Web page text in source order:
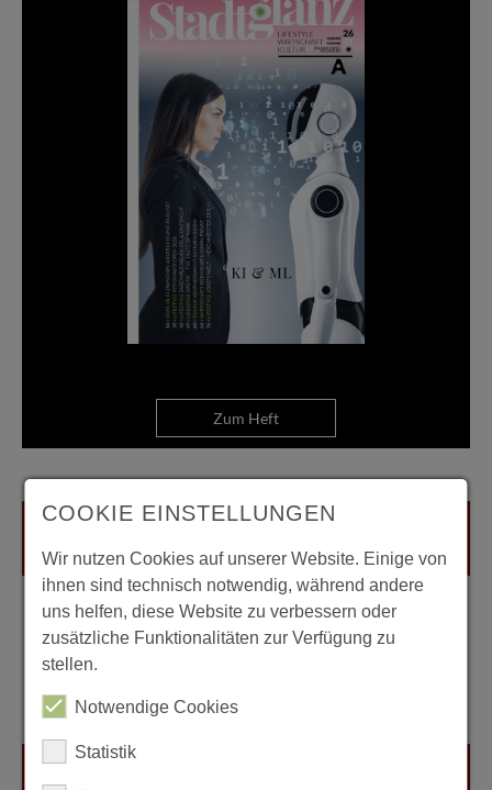
Zum Heft
COOKIE EINSTELLUNGEN
Wir nutzen Cookies auf unserer Website. Einige von
ihnen sind technisch notwendig, während andere
uns helfen, diese Website zu verbessern oder
zusätzliche Funktionalitäten zur Verfügung zu
stellen.
Notwendige Cookies
Statistik